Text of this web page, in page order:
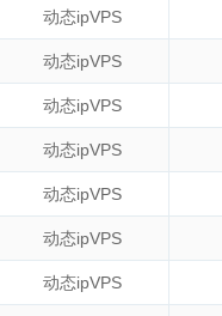
动态ipVPS
动态ipVPS
动态ipVPS
动态ipVPS
动态ipVPS
动态ipVPS
动态ipVPS